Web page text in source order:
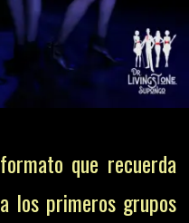
formato que recuerda
a los primeros grupos